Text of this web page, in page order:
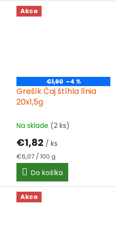
Akce
€1,90 –4 %
Grešík Čaj štíhla línia
20x1,5g
Na sklade (2 ks)
€1,82 / ks
Jednotková
cena:
€6,07 / 100 g
Do košíka
Akce